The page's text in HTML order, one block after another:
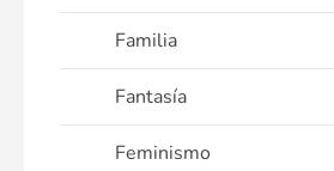
Familia
Fantasía
Feminismo